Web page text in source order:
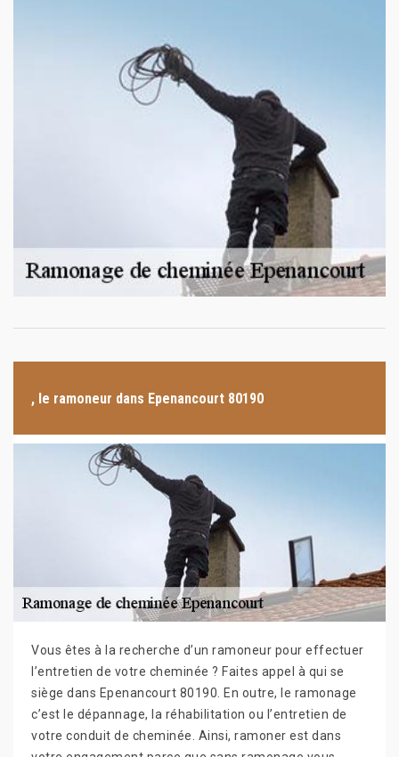
, le ramoneur dans Epenancourt 80190
Vous êtes à la recherche d’un ramoneur pour effectuer
l’entretien de votre cheminée ? Faites appel à qui se
siège dans Epenancourt 80190. En outre, le ramonage
c’est le dépannage, la réhabilitation ou l’entretien de
votre conduit de cheminée. Ainsi, ramoner est dans